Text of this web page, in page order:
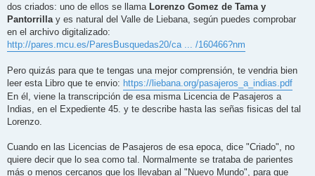
dos criados: uno de ellos se llama Lorenzo Gomez de Tama y
Pantorrilla y es natural del Valle de Liebana, según puedes comprobar
en el archivo digitalizado:
http://pares.mcu.es/ParesBusquedas20/ca ... /160466?nm
Pero quizás para que te tengas una mejor comprensión, te vendria bien
leer esta Libro que te envio: https://liebana.org/pasajeros_a_indias.pdf
En él, viene la transcripción de esa misma Licencia de Pasajeros a
Indias, en el Expediente 45. y te describe hasta las señas fisicas del tal
Lorenzo.
Cuando en las Licencias de Pasajeros de esa epoca, dice "Criado", no
quiere decir que lo sea como tal. Normalmente se trataba de parientes
más o menos cercanos que los llevaban al "Nuevo Mundo", para que